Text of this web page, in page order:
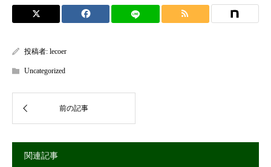
投稿者: lecoer
Uncategorized
関連記事